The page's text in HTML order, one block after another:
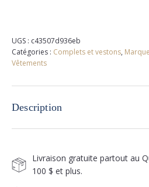
UGS : c43507d936eb
Catégories : Complets et vestons,
Vêtements
Description
Livraison gratuite partout au
100 $ et plus.